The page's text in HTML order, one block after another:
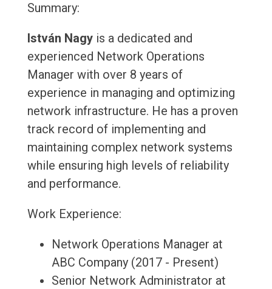
Summary:
István Nagyis a dedicated and
experienced Network Operations
Manager with over 8 years of
experience in managing and optimizing
network infrastructure. He has a proven
track record of implementing and
maintaining complex network systems
while ensuring high levels of reliability
and performance.
Work Experience:
Network Operations Manager at
ABC Company (2017 - Present)
Senior Network Administrator at